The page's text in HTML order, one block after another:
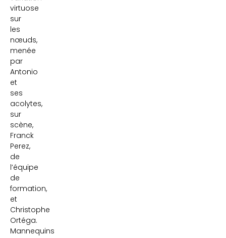
virtuose
sur
les
nœuds,
menée
par
Antonio
et
ses
acolytes,
sur
scène,
Franck
Perez,
de
l’équipe
de
formation,
et
Christophe
Ortéga.
Mannequins